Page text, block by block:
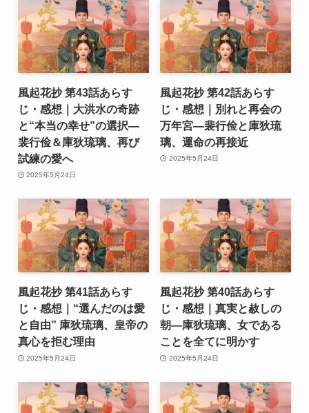
風起花抄 第43話あらす
じ・感想｜大洪水の奇跡
と“本当の幸せ”の選択―
裴行俭＆庫狄琉璃、再び
試練の愛へ
2025年5月24日
風起花抄 第42話あらす
じ・感想｜別れと再会の
万年宮―裴行俭と庫狄琉
璃、運命の再接近
2025年5月24日
風起花抄 第41話あらす
じ・感想｜“選んだのは愛
と自由” 庫狄琉璃、皇帝の
真心を拒む理由
2025年5月24日
風起花抄 第40話あらす
じ・感想｜真実と赦しの
朝―庫狄琉璃、女である
ことを全てに明かす
2025年5月24日